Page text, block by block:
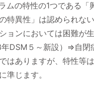
ムの特性の1つである「
特異性」は認められな
ョンにおいては困難が
DSM５～新設）⇒自閉
はありますが、特性等は
準じます。